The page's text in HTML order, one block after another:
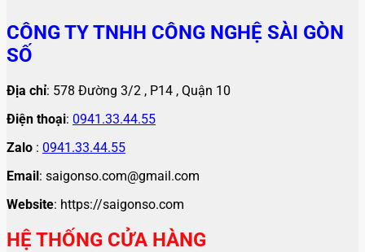
CÔNG TY TNHH CÔNG NGHỆ SÀI GÒN
SỐ
Địa chỉ: 578 Đường 3/2 , P14 , Quận 10
Điện thoại: 0941.33.44.55
Zalo : 0941.33.44.55
Email: saigonso.com@gmail.com
Website: https://saigonso.com
HỆ THỐNG CỬA HÀNG